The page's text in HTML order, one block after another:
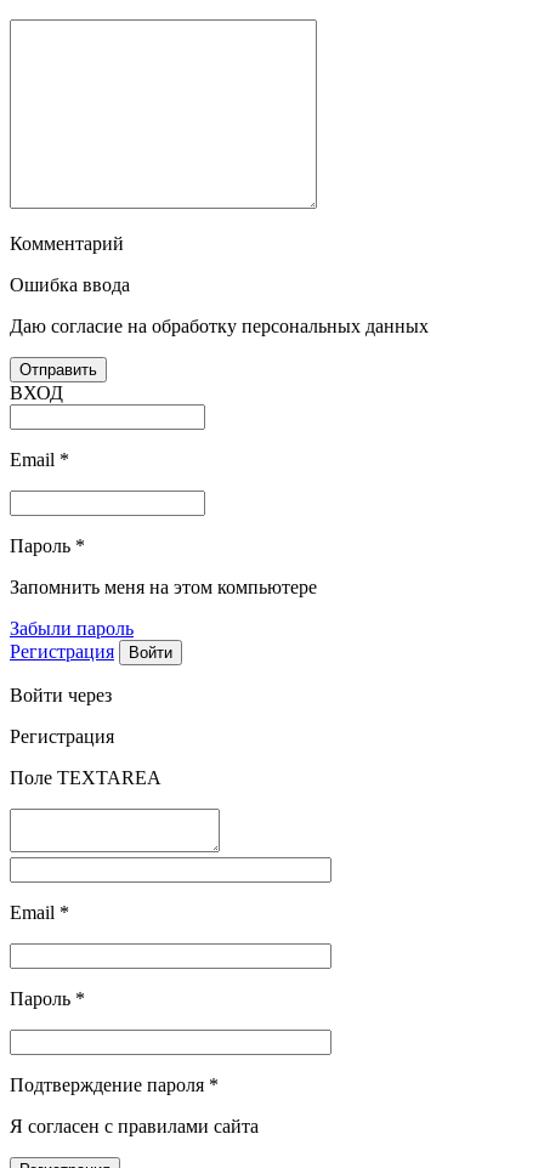
Комментарий
Ошибка ввода
Даю согласие на обработку персональных данных
ВХОД
Email *
Пароль *
Запомнить меня на этом компьютере
Забыли пароль
Регистрация
Войти через
Регистрация
Поле TEXTAREA
Email *
Пароль *
Подтверждение пароля *
Я согласен с правилами сайта